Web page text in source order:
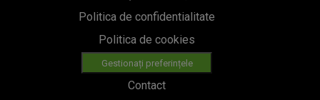
Politica de confidentialitate
Politica de cookies
Gestionați preferințele
Contact